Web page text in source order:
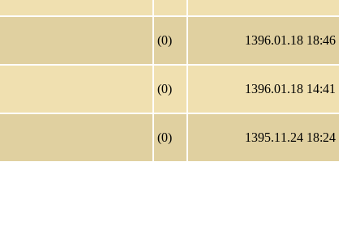
(0) 1396.01.18 18:46
(0) 1396.01.18 14:41
(0) 1395.11.24 18:24